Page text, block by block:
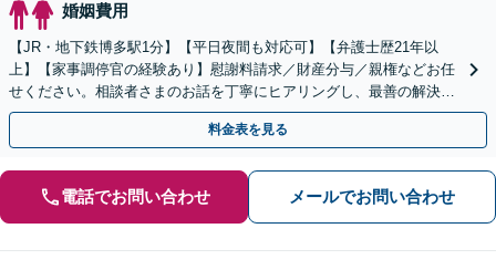
婚姻費用
【JR・地下鉄博多駅1分】【平日夜間も対応可】【弁護士歴21年以
上】【家事調停官の経験あり】慰謝料請求／財産分与／親権などお任
せください。相談者さまのお話を丁寧にヒアリングし、最善の解決策
をご提案いたします
料金表を見る
電話でお問い合わせ メールでお問い合わせ